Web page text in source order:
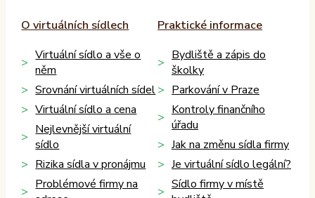
O virtuálních sídlech
Virtuální sídlo a vše o
něm
Srovnání virtuálních sídel
Virtuální sídlo a cena
Nejlevnější virtuální
sídlo
Rizika sídla v pronájmu
Problémové firmy na
Praktické informace
Bydliště a zápis do
školky
Parkování v Praze
Kontroly finančního
úřadu
Jak na změnu sídla firmy
Je virtuální sídlo legální?
Sídlo firmy v místě